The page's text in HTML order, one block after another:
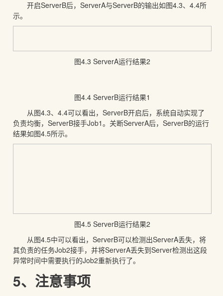
开启ServerB后，ServerA与ServerB的输出如图4.3、4.4所
示。
图4.3 ServerA运行结果2
图4.4 ServerB运行结果1
从图4.3、4.4可以看出，ServerB开启后，系统自动实现了
负责均衡，ServerB接手Job1。关断ServerA后，ServerB的运行
结果如图4.5所示。
图4.5 ServerB运行结果2
从图4.5中可以看出，ServerB可以检测出ServerA丢失，将
其负责的任务Job2接手，并将ServerA丢失到Server检测出这段
异常时间中需要执行的Job2重新执行了。
5、注意事项